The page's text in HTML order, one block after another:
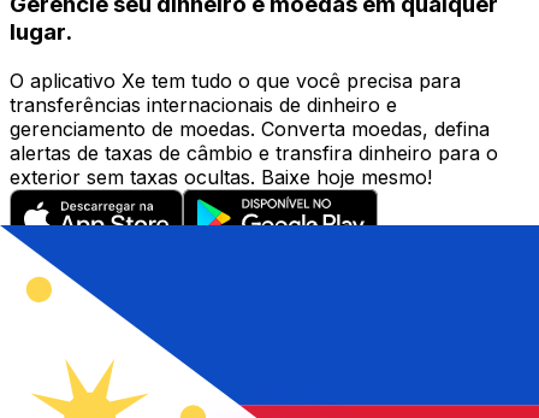
lugar.
O aplicativo Xe tem tudo o que você precisa para
transferências internacionais de dinheiro e
gerenciamento de moedas. Converta moedas, defina
alertas de taxas de câmbio e transfira dinheiro para o
exterior sem taxas ocultas. Baixe hoje mesmo!